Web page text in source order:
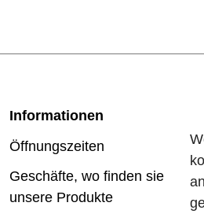
Informationen
Öffnungszeiten
Geschäfte, wo finden sie
unsere Produkte